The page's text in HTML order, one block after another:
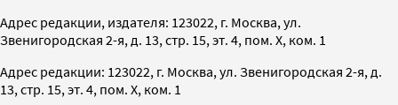
Адрес редакции, издателя: 123022, г. Москва, ул.
Звенигородская 2-я, д. 13, стр. 15, эт. 4, пом. X, ком. 1
Адрес редакции: 123022, г. Москва, ул. Звенигородская 2-я, д.
13, стр. 15, эт. 4, пом. X, ком. 1